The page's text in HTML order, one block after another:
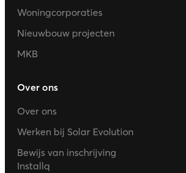
Woningcorporaties
Nieuwbouw projecten
MKB
Over ons
Over ons
Werken bij Solar Evolution
Bewijs van inschrijving
Installq